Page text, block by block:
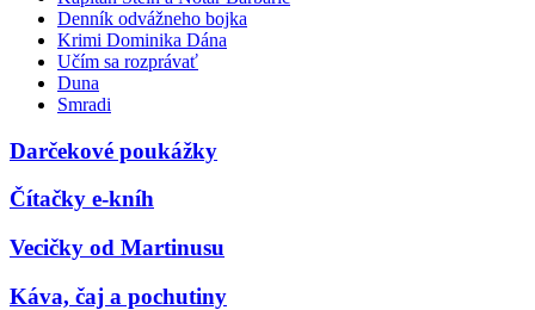
Denník odvážneho bojka
Krimi Dominika Dána
Učím sa rozprávať
Duna
Smradi
Darčekové poukážky
Čítačky e-kníh
Vecičky od Martinusu
Káva, čaj a pochutiny